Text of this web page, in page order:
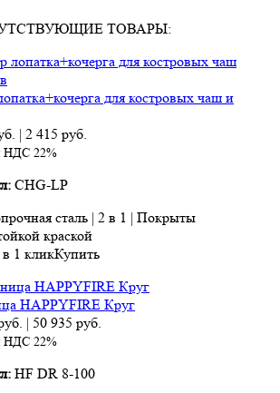
ТОВАРЫ:
для костровых чаш и
| 2 415 руб.
НДС 22%
CHG-LP
сталь | 2 в 1 | Покрыты
краской
1 кликКупить
HAPPYFIRE Круг
| 50 935 руб.
НДС 22%
HF DR 8-100